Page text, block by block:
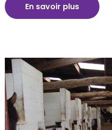
En savoir plus